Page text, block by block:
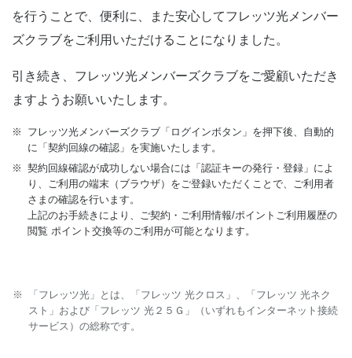
を行うことで、便利に、また安心してフレッツ光メンバー
ズクラブをご利用いただけることになりました。
引き続き、フレッツ光メンバーズクラブをご愛顧いただき
ますようお願いいたします。
※
フレッツ光メンバーズクラブ「ログインボタン」を押下後、自動的
に「契約回線の確認」を実施いたします。
※ 契約回線確認が成功しない場合には「認証キーの発行・登録」によ
り、ご利用の端末（ブラウザ）をご登録いただくことで、ご利用者
さまの確認を行います。
上記のお手続きにより、ご契約・ご利用情報/ポイントご利用履歴の
閲覧 ポイント交換等のご利用が可能となります。
「フレッツ光」とは、「フレッツ 光クロス」、「フレッツ 光ネク
スト」および「フレッツ 光２５Ｇ」（いずれもインターネット接続
サービス）の総称です。